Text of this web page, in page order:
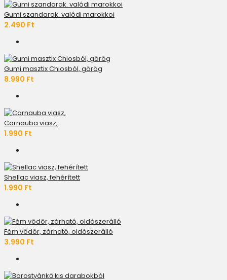
Gumi szandarak. valódi marokkoi
2.490 Ft
Gumi masztix Chiosból, görög
8.990 Ft
Carnauba viasz,
1.990 Ft
Shellac viasz, fehérített
1.990 Ft
Fém vödör, zárható, oldószerálló
3.990 Ft